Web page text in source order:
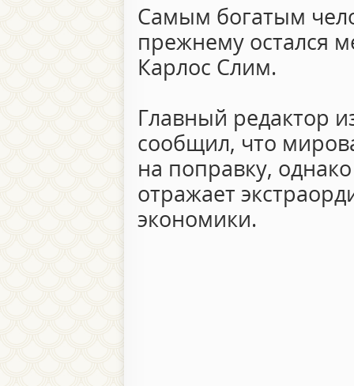
Самым богатым
прежнему остался
Карлос Слим.
Главный редактор
сообщил, что
на поправку,
отражает
экономики.